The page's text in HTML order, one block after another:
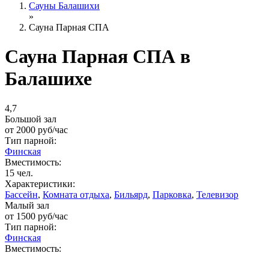
Сауны Балашихи
»
Сауна Парная СПА
Сауна Парная СПА в
Балашихе
4,7
Большой зал
от 2000 руб/час
Тип парной:
Финская
Вместимость:
15 чел.
Характеристики:
Бассейн, Комната отдыха, Бильярд, Парковка, Телевизор
Малый зал
от 1500 руб/час
Тип парной:
Финская
Вместимость: